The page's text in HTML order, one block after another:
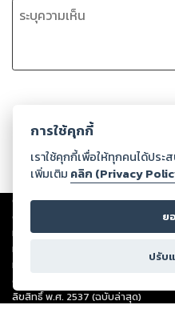
Copyright ©2026Storylog Co.,
ต่อผลงานหรือเนื้อหาใดที่อัปโหลดผ่านเ
ทรัพย์สินทางปัญญาของบุคคลอื่นหรือ
ทุกท่านโปรดใช้วิจารณญาณในการกลั่
หนึ่งส่วนใดขัดต่อกฎหมายและศีลธรรม
ดำเนินการในทันที ทั้งนี้ ทางสตอรี่ล็อ
ลิขสิทธิ์ พ.ศ. 2537 (ฉบับล่าสุด)
การใช้คุกกี้
เราใช้คุกกี้เพื่อให้ทุกคนได้ปร
เพิ่มเติม คลิก (Privacy
ย
ปรับ